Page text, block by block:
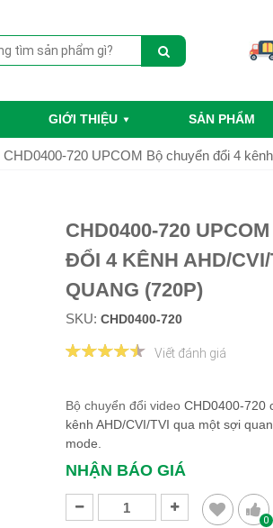
GIỚI THIỆU SẢN PHẨM
CHD0400-720 UPCOM Bộ chuyển đổi 4
CHD0400-720
ĐỔI 4 KÊNH AHD/
QUANG (720P)
SKU: CHD0400-720
Viết đánh giá
Bộ chuyển đổi videoCHD0400-720
kênh AHD/CVI/TVI qua một sợi
mode. ​​​​​​​
NHẬN BÁO GIÁ
0